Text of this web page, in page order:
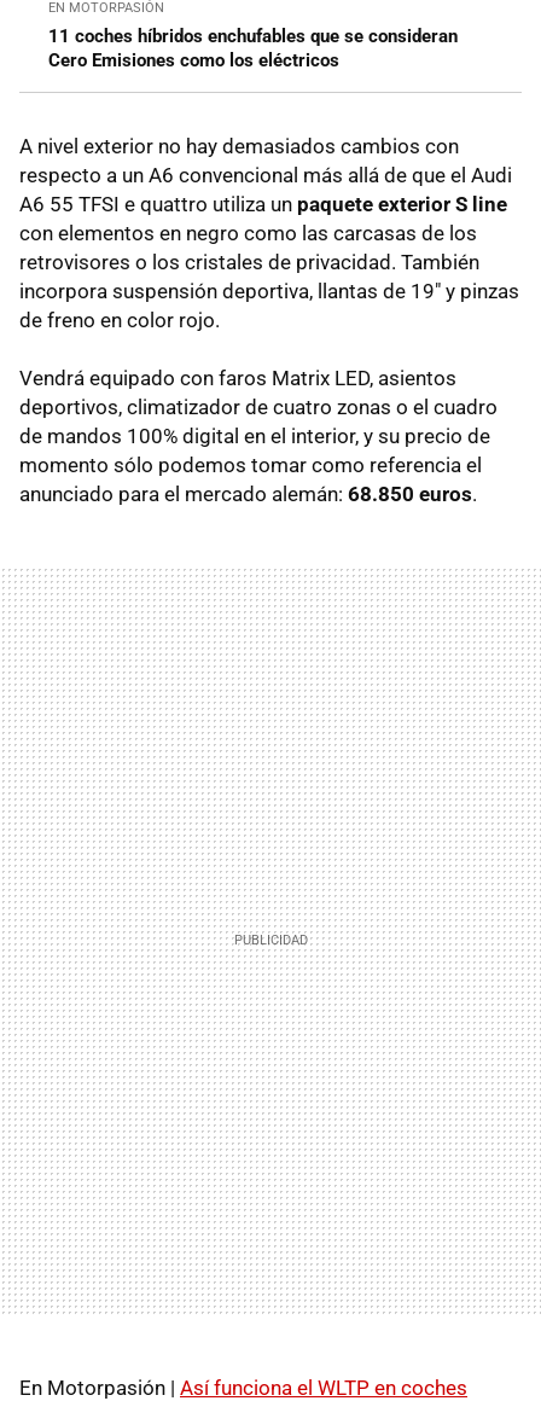
EN MOTORPASIÓN
11 coches híbridos enchufables que se consideran
Cero Emisiones como los eléctricos
A nivel exterior no hay demasiados cambios con
respecto a un A6 convencional más allá de que el Audi
A6 55 TFSI e quattro utiliza un paquete exterior S line
con elementos en negro como las carcasas de los
retrovisores o los cristales de privacidad. También
incorpora suspensión deportiva, llantas de 19" y pinzas
de freno en color rojo.
Vendrá equipado con faros Matrix LED, asientos
deportivos, climatizador de cuatro zonas o el cuadro
de mandos 100% digital en el interior, y su precio de
momento sólo podemos tomar como referencia el
anunciado para el mercado alemán: 68.850 euros.
En Motorpasión | Así funciona el WLTP en coches